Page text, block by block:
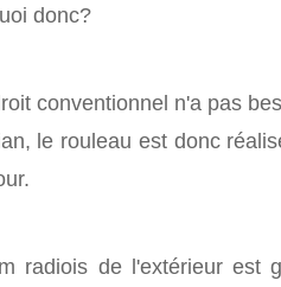
donc?
conventionnel n'a pas
le rouleau est donc
radiois de l'extérieur